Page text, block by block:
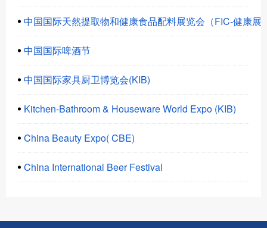
中国国际天然提取物和健康食品配料展览会（FIC-健康展
中国国际啤酒节
中国国际家具厨卫博览会(KIB)
Kitchen-Bathroom & Houseware World Expo (KIB)
China Beauty Expo( CBE)
China International Beer Festival